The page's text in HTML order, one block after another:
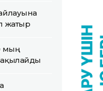
жатыр
мың